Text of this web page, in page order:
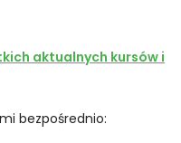
aktualnych kursów i
bezpośrednio: